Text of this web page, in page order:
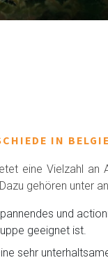
IN
eine Vielzahl an
gehören unter
und
geeignet ist.
sehr